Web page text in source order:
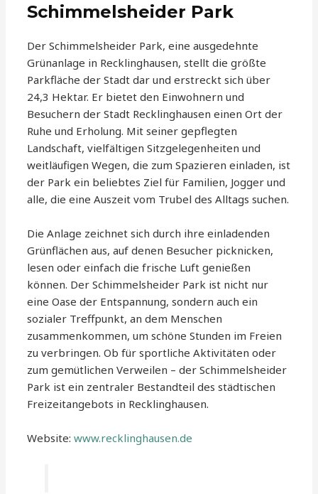
Schimmelsheider Park
Der Schimmelsheider Park, eine ausgedehnte
Grünanlage in Recklinghausen, stellt die größte
Parkfläche der Stadt dar und erstreckt sich über
24,3 Hektar. Er bietet den Einwohnern und
Besuchern der Stadt Recklinghausen einen Ort der
Ruhe und Erholung. Mit seiner gepflegten
Landschaft, vielfältigen Sitzgelegenheiten und
weitläufigen Wegen, die zum Spazieren einladen, ist
der Park ein beliebtes Ziel für Familien, Jogger und
alle, die eine Auszeit vom Trubel des Alltags suchen.
Die Anlage zeichnet sich durch ihre einladenden
Grünflächen aus, auf denen Besucher picknicken,
lesen oder einfach die frische Luft genießen
können. Der Schimmelsheider Park ist nicht nur
eine Oase der Entspannung, sondern auch ein
sozialer Treffpunkt, an dem Menschen
zusammenkommen, um schöne Stunden im Freien
zu verbringen. Ob für sportliche Aktivitäten oder
zum gemütlichen Verweilen – der Schimmelsheider
Park ist ein zentraler Bestandteil des städtischen
Freizeitangebots in Recklinghausen.
Website:www.recklinghausen.de